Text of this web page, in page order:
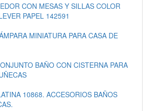
CON MESAS Y SILLAS COLOR
PAPEL 142591
MINIATURA PARA CASA DE
BAÑO CON CISTERNA PARA
10868. ACCESORIOS BAÑOS